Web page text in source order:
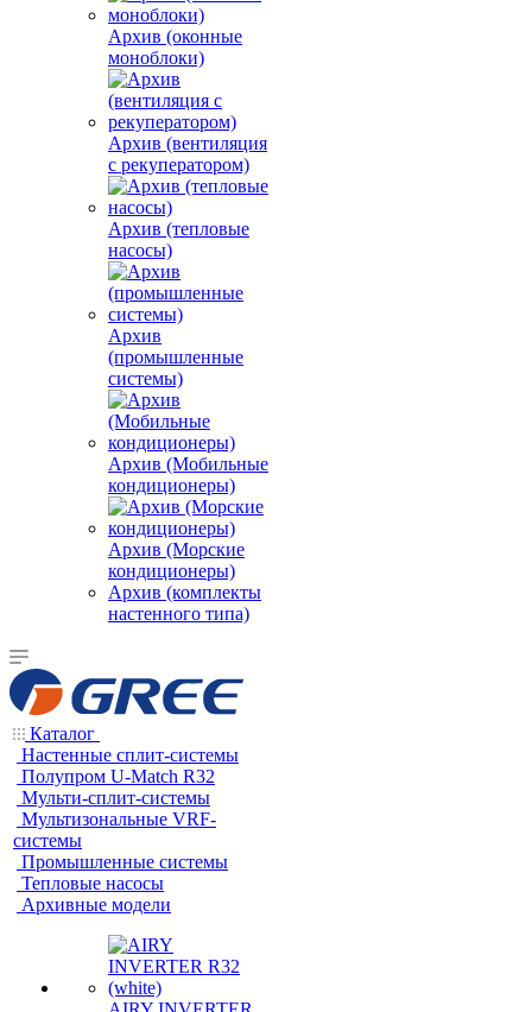
Архив (оконные
моноблоки)
Архив (вентиляция
с рекуператором)
Архив (тепловые
насосы)
Архив
(промышленные
системы)
Архив (Мобильные
кондиционеры)
Архив (Морские
кондиционеры)
Архив (комплекты
настенного типа)
Каталог
Настенные сплит-системы
Полупром U-Match R32
Мульти-сплит-системы
Мультизональные VRF-
системы
Промышленные системы
Тепловые насосы
Архивные модели